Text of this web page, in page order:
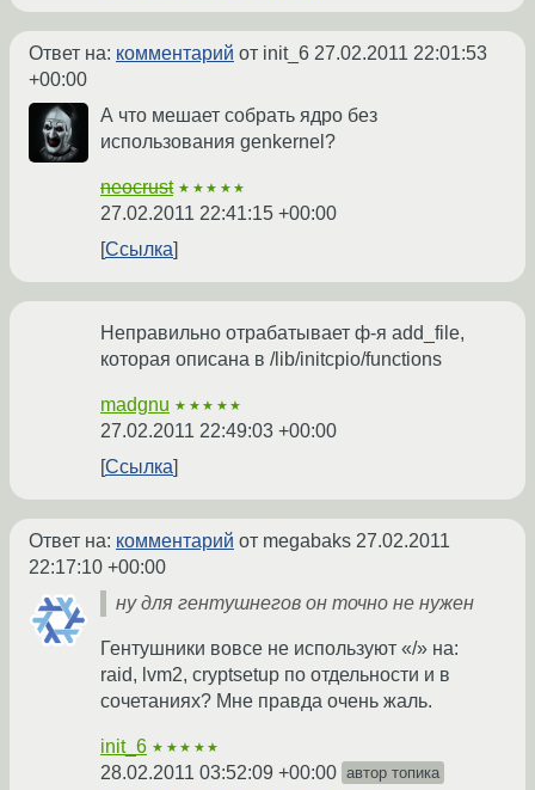
Ответ на: комментарий от init_6 27.02.2011 22:01:53
+00:00
А что мешает собрать ядро без
использования genkernel?
neocrust ★★★★★
27.02.2011 22:41:15 +00:00
Ссылка
Неправильно отрабатывает ф-я add_file,
которая описана в /lib/initcpio/functions
madgnu ★★★★★
27.02.2011 22:49:03 +00:00
Ссылка
Ответ на: комментарий от megabaks 27.02.2011
22:17:10 +00:00
ну для гентушнегов он точно не нужен
Гентушники вовсе не используют «/» на:
raid, lvm2, cryptsetup по отдельности и в
сочетаниях? Мне правда очень жаль.
init_6 ★★★★★
28.02.2011 03:52:09 +00:00 автор топика